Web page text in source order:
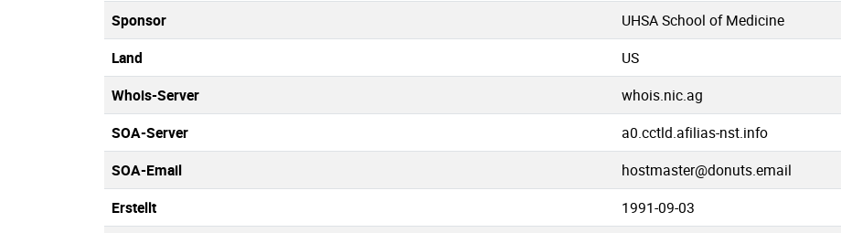
Sponsor
UHSA School of Medicine
Land
US
Whois-Server
whois.nic.ag
SOA-Server
a0.cctld.afilias-nst.info
SOA-Email
hostmaster@donuts.email
Erstellt
1991-09-03